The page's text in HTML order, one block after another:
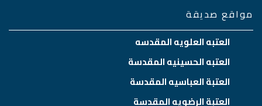
مواقع صديقة
العتبه العلويه المقدسه
العتبه الحسينيه المقدسة
العتبة العباسيه المقدسة
العتبة الرضويه المقدسة